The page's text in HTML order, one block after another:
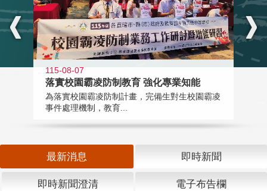
115-08-07
落實校園霸凌防制教育 強化專業知能
為落實校園霸凌防制計畫，完備生對生校園霸凌
事件處理機制，教育...
最新消息 即時新聞
即時新聞澄清 電子布告欄